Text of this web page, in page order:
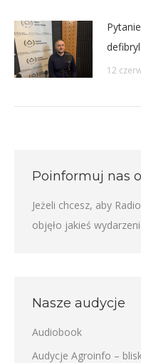
12
Poinformuj nas
Jeżeli chcesz, aby
objęło jakieś
Nasze audycje
Audiobook
Audycje Agroinfo –